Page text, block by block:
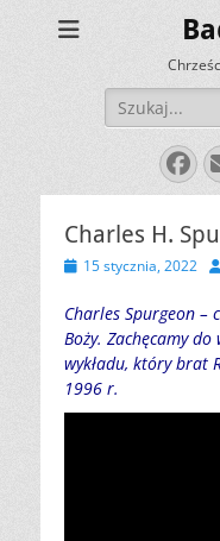
Szukaj:
Charles H.
Opublikowano
15 stycznia, 2022
Charles Spurgeon –
Boży. Zachęcamy
wykładu, który brat
1996 r.